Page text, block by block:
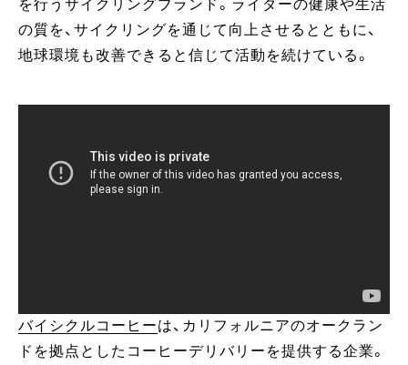
を行うサイクリングブランド。ライダーの健康や生活
の質を、サイクリングを通じて向上させるとともに、
地球環境も改善できると信じて活動を続けている。
バイシクルコーヒーは、カリフォルニアのオークラン
ドを拠点としたコーヒーデリバリーを提供する企業。